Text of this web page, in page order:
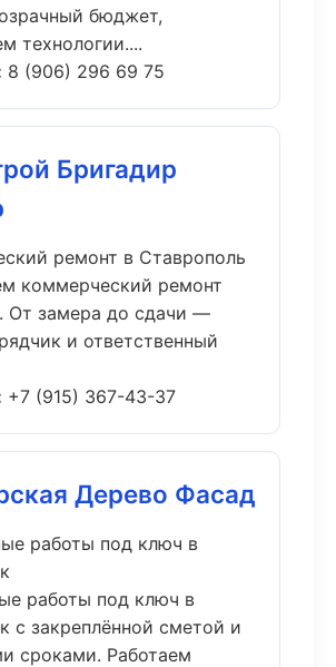
бюджет,
технологии....
8 (906) 296 69 75
Бригадир
ремонт в Ставрополь
коммерческий ремонт
От замера до сдачи —
и ответственный
+7 (915) 367-43-37
Дерево Фасад
работы под ключ в
работы под ключ в
с закреплённой сметой и
сроками. Работаем